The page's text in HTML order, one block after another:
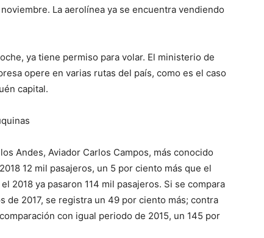
La aerolínea ya se encuentra vendiendo
ya tiene permiso para volar. El ministerio de
opere en varias rutas del país, como es el caso
capital.
Andes, Aviador Carlos Campos, más conocido
12 mil pasajeros, un 5 por ciento más que el
2018 ya pasaron 114 mil pasajeros. Si se compara
de 2017, se registra un 49 por ciento más; contra
con igual periodo de 2015, un 145 por